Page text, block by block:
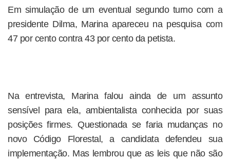
Em simulação de um eventual segundo turno com a
presidente Dilma, Marina apareceu na pesquisa com
47 por cento contra 43 por cento da petista.
Na entrevista, Marina falou ainda de um assunto
sensível para ela, ambientalista conhecida por suas
posições firmes. Questionada se faria mudanças no
novo Código Florestal, a candidata defendeu sua
implementação. Mas lembrou que as leis que não são